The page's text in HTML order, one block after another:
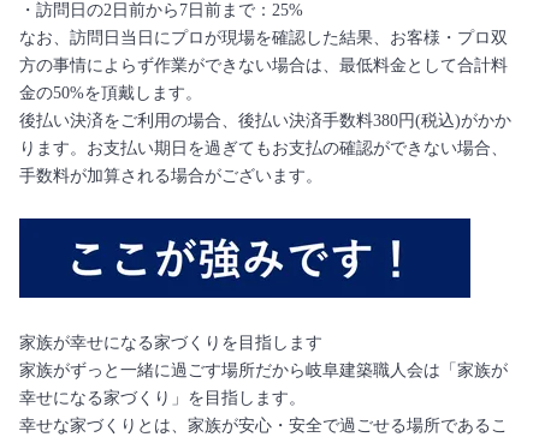
・訪問日の2日前から7日前まで：25%
なお、訪問日当日にプロが現場を確認した結果、お客様・プロ双
方の事情によらず作業ができない場合は、最低料金として合計料
金の50%を頂戴します。
後払い決済をご利用の場合、後払い決済手数料380円(税込)がかか
ります。お支払い期日を過ぎてもお支払の確認ができない場合、
手数料が加算される場合がございます。
家族が幸せになる家づくりを目指します
家族がずっと一緒に過ごす場所だから岐阜建築職人会は「家族が
幸せになる家づくり」を目指します。
幸せな家づくりとは、家族が安心・安全で過ごせる場所であるこ